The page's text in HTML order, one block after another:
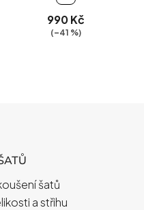
990 Kč
(–41 %)
šatů
a střihu